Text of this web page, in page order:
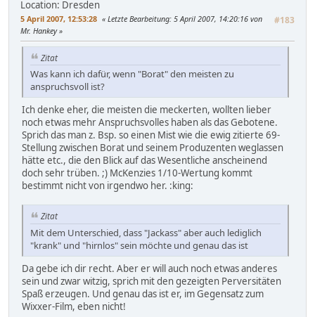
Location: Dresden
5 April 2007, 12:53:28 #183
Letzte Bearbeitung: 5 April 2007, 14:20:16 von
Mr. Hankey
Zitat
Was kann ich dafür, wenn "Borat" den meisten zu
anspruchsvoll ist?
Ich denke eher, die meisten die meckerten, wollten lieber
noch etwas mehr Anspruchsvolles haben als das Gebotene.
Sprich das man z. Bsp. so einen Mist wie die ewig zitierte 69-
Stellung zwischen Borat und seinem Produzenten weglassen
hätte etc., die den Blick auf das Wesentliche anscheinend
doch sehr trüben. ;) McKenzies 1/10-Wertung kommt
bestimmt nicht von irgendwo her. :king:
Zitat
Mit dem Unterschied, dass "Jackass" aber auch lediglich
"krank" und "hirnlos" sein möchte und genau das ist
Da gebe ich dir recht. Aber er will auch noch etwas anderes
sein und zwar witzig, sprich mit den gezeigten Perversitäten
Spaß erzeugen. Und genau das ist er, im Gegensatz zum
Wixxer-Film, eben nicht!